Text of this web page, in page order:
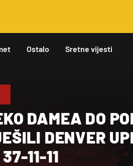
Ostalo Sretne vijesti
DAMEA DO
DENVER
11-11